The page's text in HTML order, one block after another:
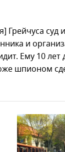
Грейчуса
и
Ему 10 лет
шпионом